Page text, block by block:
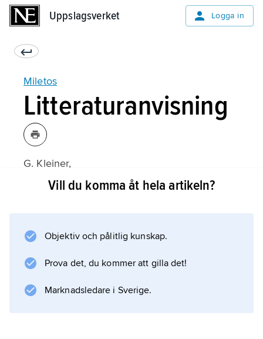
Uppslagsverket Logga in
Miletos
Litteraturanvisning
G. Kleiner,
Die Ruinen von Milet
Vill du komma åt hela artikeln?
Objektiv och pålitlig kunskap.
Prova det, du kommer att gilla det!
Marknadsledare i Sverige.